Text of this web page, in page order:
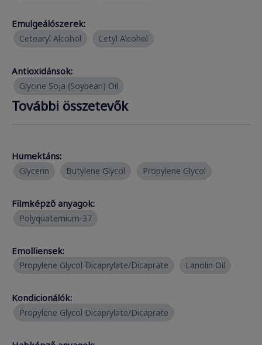
Emulgeálószerek:
Cetearyl Alcohol Cetyl Alcohol
Antioxidánsok:
Glycine Soja (Soybean) Oil
További összetevők
Humektáns:
Glycerin Butylene Glycol Propylene Glycol
Filmképző anyagok:
Polyquaternium-37
Emolliensek:
Propylene Glycol Dicaprylate/Dicaprate Lanolin Oil
Kondicionálók:
Propylene Glycol Dicaprylate/Dicaprate